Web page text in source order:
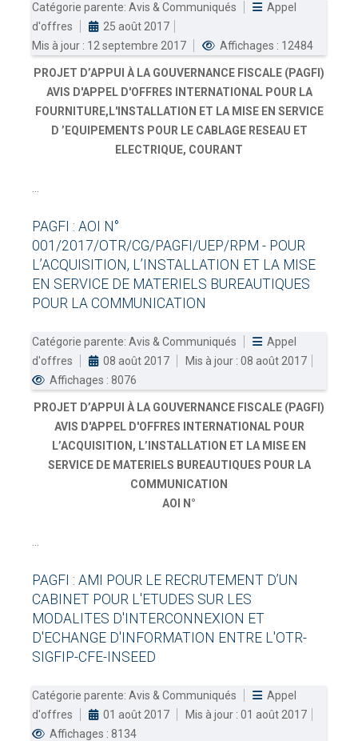
Catégorie parente: Avis & Communiqués
Appel
d'offres
25 août 2017
Mis à jour : 12 septembre 2017
Affichages : 12484
PROJET D’APPUI À LA GOUVERNANCE FISCALE (PAGFI)
AVIS D'APPEL D'OFFRES INTERNATIONAL POUR LA
FOURNITURE,L'INSTALLATION ET LA MISE EN SERVICE
D ’EQUIPEMENTS POUR LE CABLAGE RESEAU ET
ELECTRIQUE, COURANT
PAGFI : AOI
N°
001/2017/OTR/CG/PAGFI/UEP/RPM - POUR
L’ACQUISITION, L’INSTALLATION ET LA MISE
EN SERVICE DE MATERIELS BUREAUTIQUES
POUR LA COMMUNICATION
Catégorie parente: Avis & Communiqués
Appel
d'offres
08 août 2017
Mis à jour : 08 août 2017
Affichages : 8076
PROJET D’APPUI À LA GOUVERNANCE FISCALE (PAGFI)
AVIS D'APPEL D'OFFRES INTERNATIONAL POUR
L’ACQUISITION, L’INSTALLATION ET LA MISE EN
SERVICE DE MATERIELS BUREAUTIQUES POUR LA
COMMUNICATION
AOI N°
PAGFI : AMI POUR LE RECRUTEMENT D’UN
CABINET POUR L'ETUDES SUR LES
MODALITES D'INTERCONNEXION ET
D'ECHANGE D'INFORMATION ENTRE L'OTR-
SIGFIP-CFE-INSEED
Catégorie parente: Avis & Communiqués
Appel
d'offres
01 août 2017
Mis à jour : 01 août 2017
Affichages : 8134